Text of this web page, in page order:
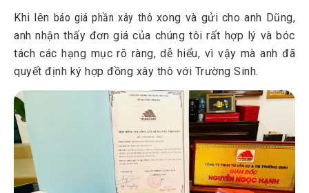
Khi lên báo giá phần xây thô xong và gửi cho anh Dũng,
anh nhận thấy đơn giá của chúng tôi rất hợp lý và bóc
tách các hạng mục rõ ràng, dễ hiểu, vì vậy mà anh đã
quyết định ký hợp đồng xây thô với Trường Sinh.